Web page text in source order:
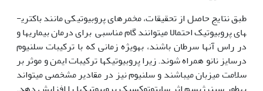
طبق نتایج حاصل از تحقیقات، مخمرهای پروبیوتیکی مانند باکتری­
های پروبیوتیک احتمالا می­توانند گام مناسبی برای درمان بیماری­ها و
در راس آن­ها سرطان باشند، به‏ویژه زمانی که با ترکیبات سلنیوم
درسایز نانو همراه شوند. زیرا پروبیوتیک­ها ترکیبات ایمن و موثر بر
سلامت میزبان می‏باشند و سلنیوم نیز در مقادیر مشخصی می­تواند